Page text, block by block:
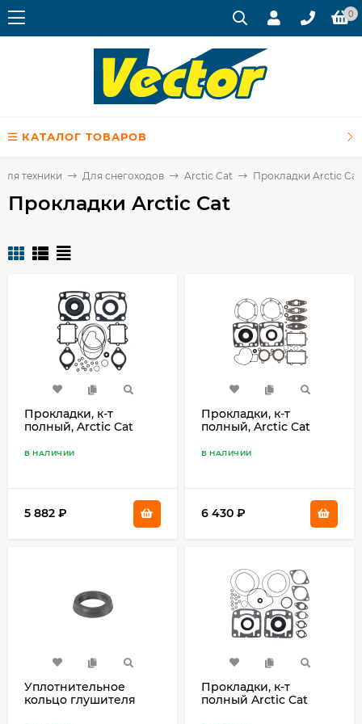
0
КАТАЛОГ ТОВАРОВ
техники Для снегоходов Arctic Cat Прокладки Arctic Cat
Прокладки Arctic Cat
Прокладки, к-т
полный, Arctic Cat
В НАЛИЧИИ
5 882 ₽
Прокладки, к-т
полный, Arctic Cat
В НАЛИЧИИ
6 430 ₽
Уплотнительное
кольцо глушителя
Прокладки, к-т
полный Arctic Cat